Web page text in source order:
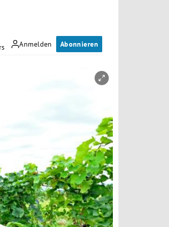
Anmelden Abonnieren